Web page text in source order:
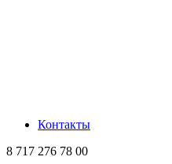
Контакты
8 717 276 78 00